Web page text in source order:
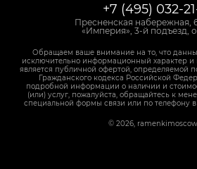
+7 (495) 032-
Пресненская набережная,
«Империя», 3-й подъезд,
Обращаем ваше внимание на то, что
исключительно информационный характер и
является публичной офертой, определяемой
Гражданского кодекса Российской
подробной информации о наличии и
(или) услуг, пожалуйста, обращайтесь к
специальной формы связи или по телефону в
© 2026,